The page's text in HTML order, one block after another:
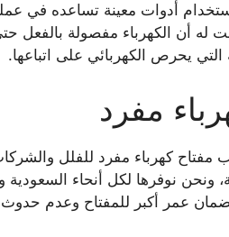
أدوات معينة تساعده في
له أن الكهرباء مفصولة بالفعل
يحرص الكهربائي على اتباعها.
مفرد
مفتاح كهرباء مفرد للفلل
نوفرها لكل أنحاء السعودية
عمر أكبر للمفتاح وعدم